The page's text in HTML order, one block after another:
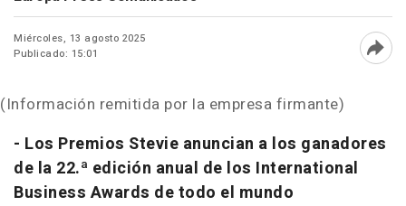
Miércoles, 13 agosto 2025
Publicado: 15:01
(Información remitida por la empresa firmante)
- Los Premios Stevie anuncian a los ganadores
de la 22.ª edición anual de los International
Business Awards de todo el mundo